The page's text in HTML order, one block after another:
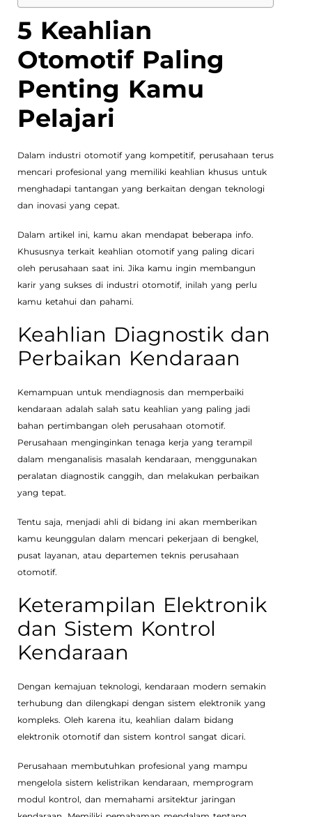
5 Keahlian
Otomotif Paling
Penting Kamu
Pelajari
Dalam industri otomotif yang kompetitif, perusahaan terus
mencari profesional yang memiliki keahlian khusus untuk
menghadapi tantangan yang berkaitan dengan teknologi
dan inovasi yang cepat.
Dalam artikel ini, kamu akan mendapat beberapa info.
Khususnya terkait keahlian otomotif yang paling dicari
oleh perusahaan saat ini. Jika kamu ingin membangun
karir yang sukses di industri otomotif, inilah yang perlu
kamu ketahui dan pahami.
Keahlian Diagnostik dan
Perbaikan Kendaraan
Kemampuan untuk mendiagnosis dan memperbaiki
kendaraan adalah salah satu keahlian yang paling jadi
bahan pertimbangan oleh perusahaan otomotif.
Perusahaan menginginkan tenaga kerja yang terampil
dalam menganalisis masalah kendaraan, menggunakan
peralatan diagnostik canggih, dan melakukan perbaikan
yang tepat.
Tentu saja, menjadi ahli di bidang ini akan memberikan
kamu keunggulan dalam mencari pekerjaan di bengkel,
pusat layanan, atau departemen teknis perusahaan
otomotif.
Keterampilan Elektronik
dan Sistem Kontrol
Kendaraan
Dengan kemajuan teknologi, kendaraan modern semakin
terhubung dan dilengkapi dengan sistem elektronik yang
kompleks. Oleh karena itu, keahlian dalam bidang
elektronik otomotif dan sistem kontrol sangat dicari.
Perusahaan membutuhkan profesional yang mampu
mengelola sistem kelistrikan kendaraan, memprogram
modul kontrol, dan memahami arsitektur jaringan